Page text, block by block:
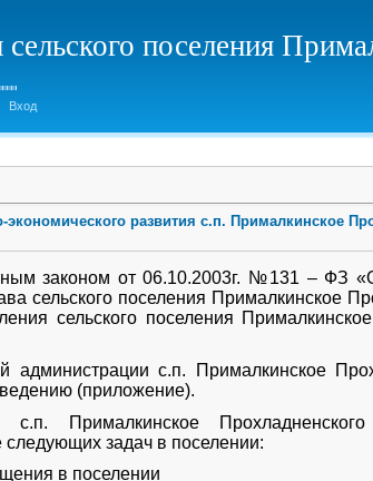
поселения
Вход
развития с.п. Прималкинское
законом от 06.10.2003г. №131 – ФЗ
сельского поселения Прималкинское
сельского поселения
администрации с.п. Прималкинское
(приложение).
с.п. Прималкинское
задач в поселении:
в поселении